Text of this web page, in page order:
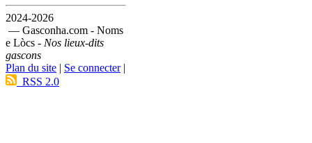
2024-2026
— Gasconha.com - Noms
e Lòcs - Nos lieux-dits
gascons
Plan du site | Se connecter|
RSS 2.0